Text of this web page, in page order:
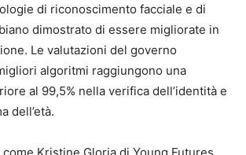
di riconoscimento facciale e di
dimostrato di essere migliorate in
Le valutazioni del governo
algoritmi raggiungono una
al 99,5% nella verifica dell’identità e
dell’età.